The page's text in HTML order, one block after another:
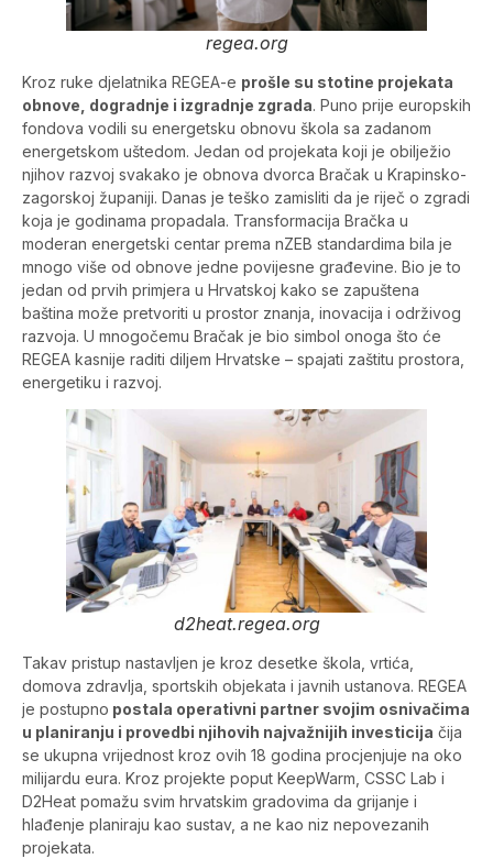
regea.org
Kroz ruke djelatnika REGEA-e prošle su stotine projekata
obnove, dogradnje i izgradnje zgrada. Puno prije europskih
fondova vodili su energetsku obnovu škola sa zadanom
energetskom uštedom. Jedan od projekata koji je obilježio
njihov razvoj svakako je obnova dvorca Bračak u Krapinsko-
zagorskoj županiji. Danas je teško zamisliti da je riječ o zgradi
koja je godinama propadala. Transformacija Bračka u
moderan energetski centar prema nZEB standardima bila je
mnogo više od obnove jedne povijesne građevine. Bio je to
jedan od prvih primjera u Hrvatskoj kako se zapuštena
baština može pretvoriti u prostor znanja, inovacija i održivog
razvoja. U mnogočemu Bračak je bio simbol onoga što će
REGEA kasnije raditi diljem Hrvatske – spajati zaštitu prostora,
energetiku i razvoj.
d2heat.regea.org
Takav pristup nastavljen je kroz desetke škola, vrtića,
domova zdravlja, sportskih objekata i javnih ustanova. REGEA
je postupno postala operativni partner svojim osnivačima
u planiranju i provedbi njihovih najvažnijih investicija čija
se ukupna vrijednost kroz ovih 18 godina procjenjuje na oko
milijardu eura. Kroz projekte poput KeepWarm, CSSC Lab i
D2Heat pomažu svim hrvatskim gradovima da grijanje i
hlađenje planiraju kao sustav, a ne kao niz nepovezanih
projekata.